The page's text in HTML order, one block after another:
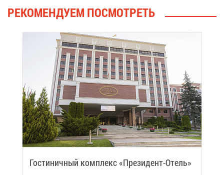
РЕ­КО­МЕН­ДУ­ЕМ ПО­СМОТ­РЕТЬ
Го­сти­нич­ный ком­плекс «Пре­зи­дент-Отель»